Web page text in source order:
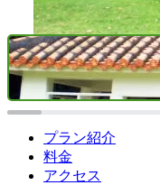
プラン紹介
料金
アクセス